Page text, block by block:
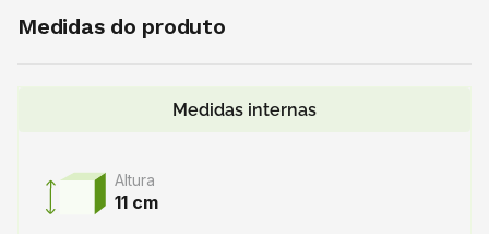
Medidas do produto
Medidas internas
Altura
11 cm